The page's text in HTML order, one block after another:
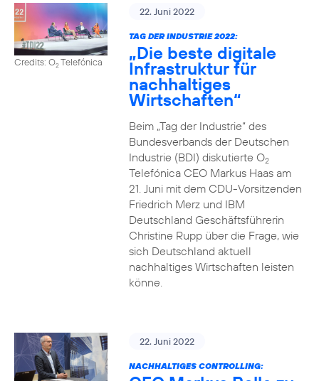
Credits: O2Telefónica
22. Juni 2022
TAG DER INDUSTRIE 2022:
„Die beste digitale
Infrastruktur für
nachhaltiges
Wirtschaften“
Beim „Tag der Industrie“ des
Bundesverbands der Deutschen
Industrie (BDI) diskutierte O2
Telefónica CEO Markus Haas am
21. Juni mit dem CDU-Vorsitzenden
Friedrich Merz und IBM
Deutschland Geschäftsführerin
Christine Rupp über die Frage, wie
sich Deutschland aktuell
nachhaltiges Wirtschaften leisten
könne.
22. Juni 2022
NACHHALTIGES CONTROLLING: